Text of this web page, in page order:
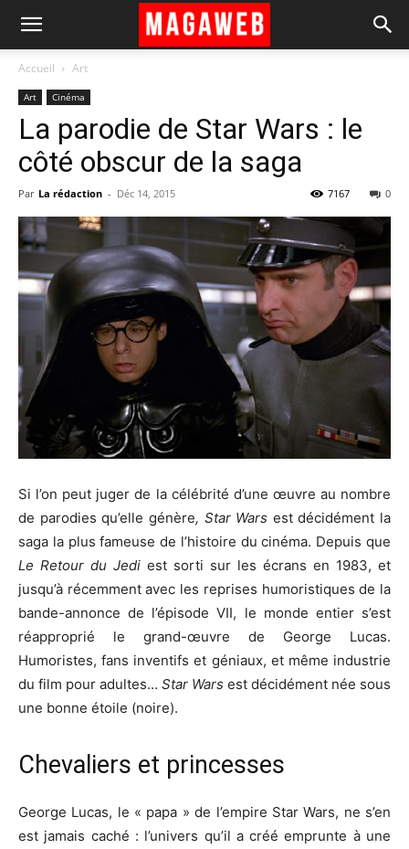
Accueil Art
Art Cinéma
La parodie de Star Wars : le
côté obscur de la saga
Par La rédaction - Déc 14, 2015 0
7167
Si l’on peut juger de la célébrité d’une œuvre au nombre
de parodies qu’elle génère, Star Wars est décidément la
saga la plus fameuse de l’histoire du cinéma. Depuis que
Le Retour du Jedi est sorti sur les écrans en 1983, et
jusqu’à récemment avec les reprises humoristiques de la
bande-annonce de l’épisode VII, le monde entier s’est
réapproprié le grand-œuvre de George Lucas.
Humoristes, fans inventifs et géniaux, et même industrie
du film pour adultes… Star Wars est décidément née sous
une bonne étoile (noire).
Chevaliers et princesses
George Lucas, le « papa » de l’empire Star Wars, ne s’en
est jamais caché : l’univers qu’il a créé emprunte à une